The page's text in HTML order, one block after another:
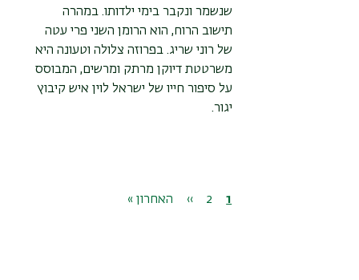
שנשמר ונקבר בימי ילדותו. במהרה
תישוב הרוח, הוא הרומן השני פרי עטה
של רוני שריג. בפרוזה צלולה וטעונה היא
משרטטת דיוקן מרתק ומרשים, המבוסס
על סיפור חייו של ישראל לוין איש קיבוץ
יגור.
דף
1 דף
2
הדף
››
הדף
האחרון »